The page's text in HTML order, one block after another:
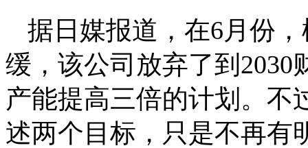
据日媒报道，在6月份
缓，该公司放弃了到
产能提高三倍的计划。不
述两个目标，只是不再有